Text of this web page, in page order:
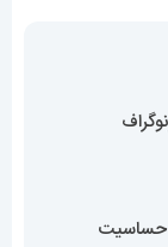
حساسیت